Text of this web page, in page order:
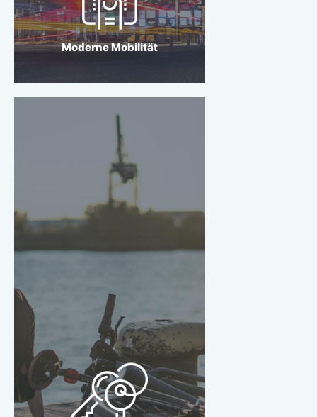
Moderne Mobilität
Wohnen und Leben
Hamburg als grüne Stadt
am Wasser erhalten.